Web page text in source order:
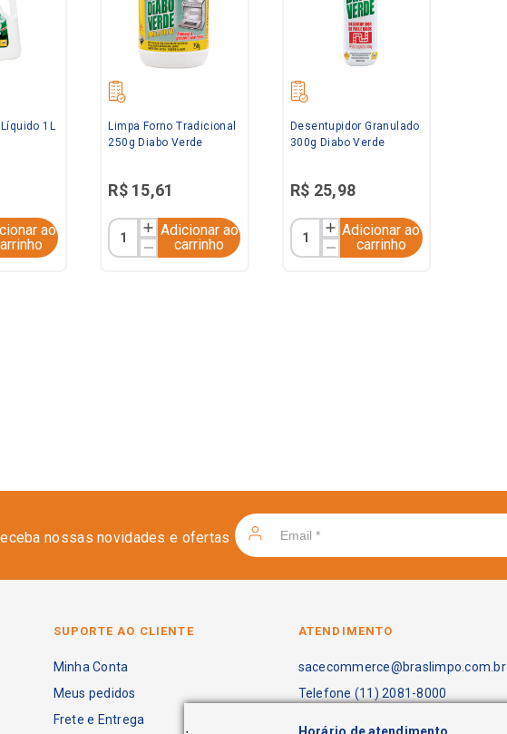
.
1L
ao
Limpa Forno Tradicional
250g Diabo Verde
R$ 15,61
Adicionar ao
carrinho
Desentupidor Granulado
300g Diabo Verde
R$ 25,98
Adicionar ao
carrinho
nossas novidades e ofertas
SUPORTE AO CLIENTE
Minha Conta
Meus pedidos
Frete e Entrega
ATENDIMENTO
sacecommerce@braslimpo.com.br
Telefone (11) 2081-8000